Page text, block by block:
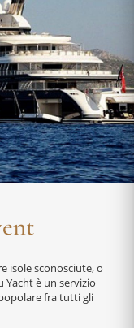
isole sconosciute, o
Yacht è un servizio
fra tutti gli